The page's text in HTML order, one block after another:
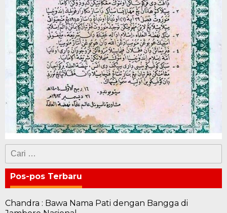
Cari
untuk:
Pos-pos Terbaru
Chandra : Bawa Nama Pati dengan Bangga di